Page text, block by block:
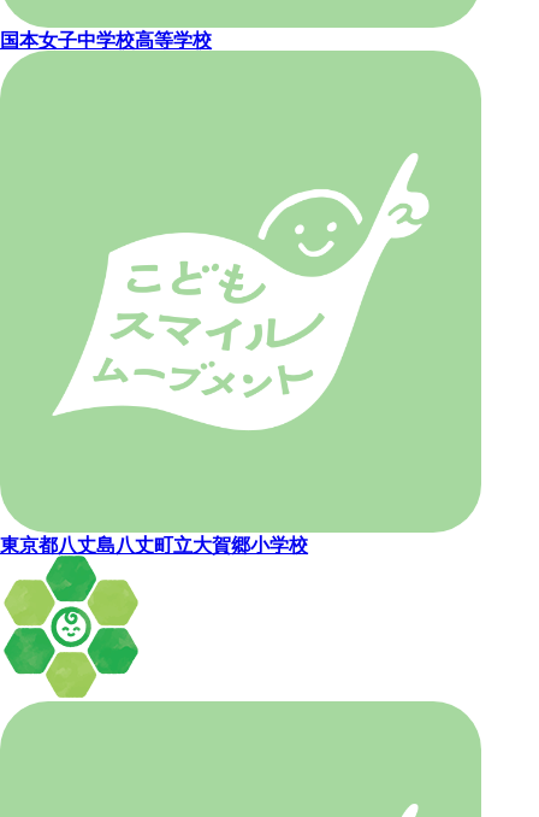
国本女子中学校高等学校
東京都八丈島八丈町立大賀郷小学校